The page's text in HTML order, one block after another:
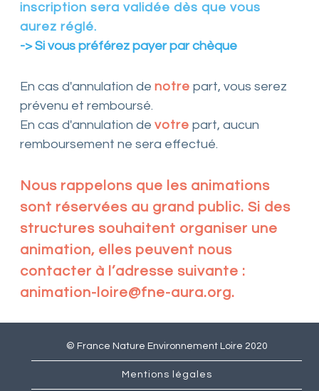
inscription sera validée dès que vous
aurez réglé.
-> Si vous préférez payer par chèque
En cas d'annulation denotre part, vous serez
prévenu et remboursé.
En cas d'annulation devotre part, aucun
remboursement ne sera effectué.
Nous rappelons que les animations
sont réservées au grand public. Si des
structures souhaitent organiser une
animation, elles peuvent nous
contacter à l’adresse suivante :
animation-loire@fne-aura.org.
© France Nature Environnement Loire 2020
Mentions légales